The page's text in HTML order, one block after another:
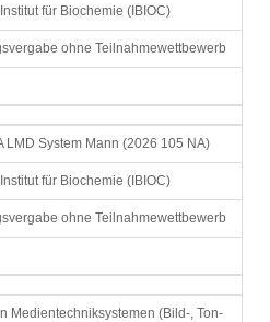
für Biochemie (IBIOC)
ohne Teilnahmewettbewerb
LMD System Mann (2026 105 NA)
für Biochemie (IBIOC)
ohne Teilnahmewettbewerb
Medientechniksystemen (Bild-, Ton-